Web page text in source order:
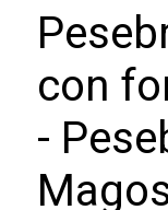
con
-